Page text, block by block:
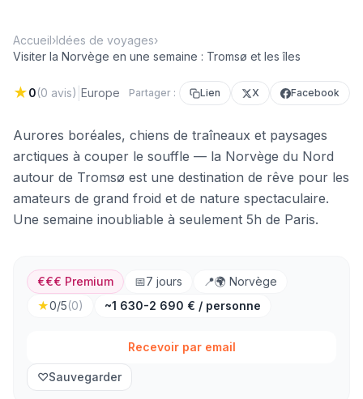
Accueil›Idées de voyages›
Visiter la Norvège en une semaine : Tromsø et les îles
★0(0 avis) Europe Partager : Lien X Facebook
Aurores boréales, chiens de traîneaux et paysages
arctiques à couper le souffle — la Norvège du Nord
autour de Tromsø est une destination de rêve pour les
amateurs de grand froid et de nature spectaculaire.
Une semaine inoubliable à seulement 5h de Paris.
€€€ Premium 📅7 jours 📍🌍 Norvège
★0/5(0) ~1 630-2 690 € / personne
Recevoir par email
♡Sauvegarder